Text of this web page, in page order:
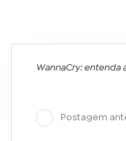
WannaCry: entenda
Postagem